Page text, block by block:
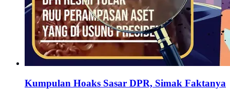
Kumpulan Hoaks Sasar DPR, Simak Faktanya